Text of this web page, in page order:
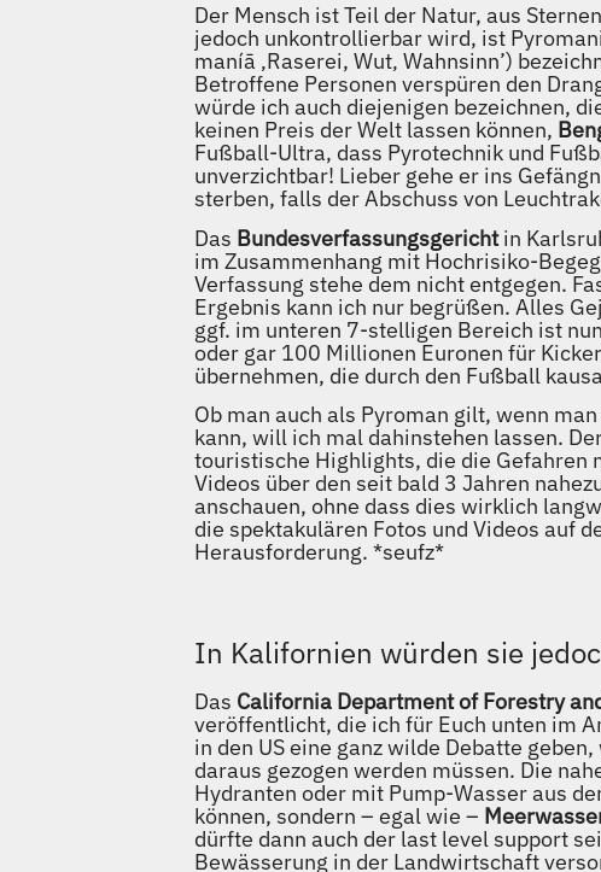
Der Mensch ist Teil der Natur, aus
jedoch unkontrollierbar wird, ist
maníā ‚Raserei, Wut‚ Wahnsinn’)
Betroffene Personen verspüren den
würde ich auch diejenigen bezeichnen,
keinen Preis der Welt lassen können,
Fußball-Ultra, dass Pyrotechnik und
unverzichtbar! Lieber gehe er ins
sterben, falls der Abschuss von
Das Bundesverfassungsgerichtin
im Zusammenhang mit Hochrisiko-
Verfassung stehe dem nicht entgegen.
Ergebnis kann ich nur begrüßen. Alles
ggf. im unteren 7-stelligen Bereich ist
oder gar 100 Millionen Euronen für
übernehmen, die durch den Fußball
Ob man auch als Pyroman gilt, wenn
kann, will ich mal dahinstehen lassen.
touristische Highlights, die die Gefahren
Videos über den seit bald 3 Jahren
anschauen, ohne dass dies wirklich
die spektakulären Fotos und Videos auf
Herausforderung. *seufz*
In Kalifornien würden sie
Das California Department of Forestry
veröffentlicht, die ich für Euch unten im
in den US eine ganz wilde Debatte
daraus gezogen werden müssen. Die
Hydranten oder mit Pump-Wasser aus
können, sondern – egal wie –
dürfte dann auch der last level support
Bewässerung in der Landwirtschaft